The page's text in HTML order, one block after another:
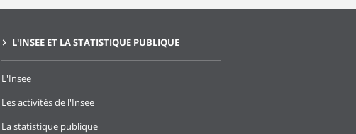
L'INSEE ET LA STATISTIQUE PUBLIQUE
L'Insee
Les activités de l'Insee
La statistique publique